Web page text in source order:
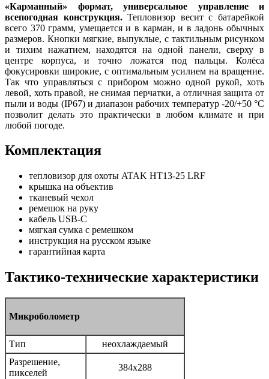
«Карманный» формат, универсальное управление и
всепогодная конструкция.Тепловизор весит с батарейкой
всего 370 грамм, умещается и в карман, и в ладонь обычных
размеров. Кнопки мягкие, выпуклые, с тактильным рисунком
и тихим нажатием, находятся на одной панели, сверху в
центре корпуса, и точно ложатся под пальцы. Колёса
фокусировки широкие, с оптимальным усилием на вращение.
Так что управляться с прибором можно одной рукой, хоть
левой, хоть правой, не снимая перчатки, а отличная защита от
пыли и воды (IP67) и диапазон рабочих температур -20/+50 °C
позволит делать это практически в любом климате и при
любой погоде.
Комплектация
тепловизор для охоты ATAK HT13-25 LRF
крышка на объектив
тканевый чехол
ремешок на руку
кабель USB-C
мягкая сумка с ремешком
инструкция на русском языке
гарантийная карта
Тактико-технические характеристики
Микроболометр
Тип
неохлаждаемый
Разрешение,
пикселей
384x288